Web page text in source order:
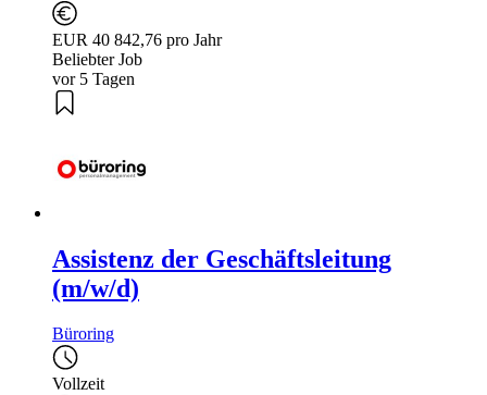
EUR 40 842,76 pro Jahr
Beliebter Job
vor 5 Tagen
Assistenz der Geschäftsleitung
(m/w/d)
Büroring
Vollzeit